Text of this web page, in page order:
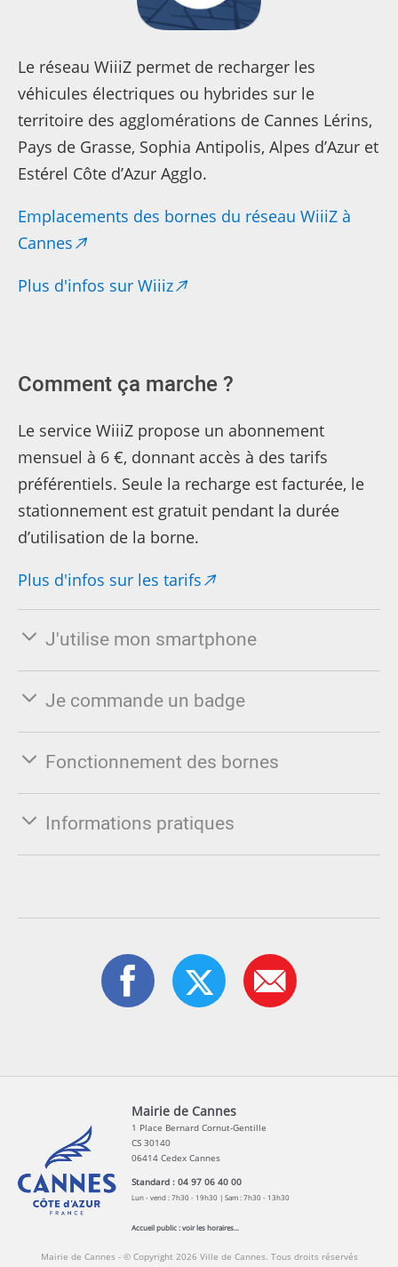
Le réseau WiiiZ permet de recharger les
véhicules électriques ou hybrides sur le
territoire des agglomérations de Cannes Lérins,
Pays de Grasse, Sophia Antipolis, Alpes d’Azur et
Estérel Côte d’Azur Agglo.
Emplacements des bornes du réseau WiiiZ à
Cannes
Plus d'infos sur Wiiiz
Comment ça marche ?
Le service WiiiZ propose un abonnement
mensuel à 6 €, donnant accès à des tarifs
préférentiels. Seule la recharge est facturée, le
stationnement est gratuit pendant la durée
d’utilisation de la borne.
Plus d'infos sur les tarifs
J'utilise mon smartphone
Je commande un badge
Fonctionnement des bornes
Informations pratiques
Mairie de Cannes
1 Place Bernard Cornut-Gentille
CS 30140
06414 Cedex Cannes
Standard : 04 97 06 40 00
Lun - vend : 7h30 - 19h30 | Sam : 7h30 - 13h30
Accueil public :voir les horaires...
Mairie de Cannes - © Copyright 2026 Ville de Cannes. Tous droits réservés